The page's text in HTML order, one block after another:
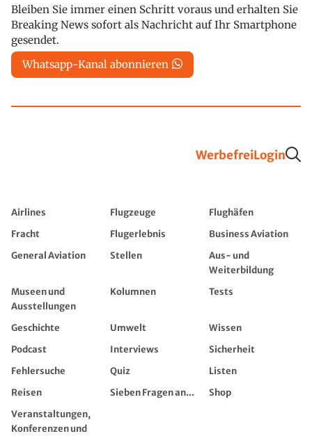
Bleiben Sie immer einen Schritt voraus und erhalten Sie
Breaking News sofort als Nachricht auf Ihr Smartphone
gesendet.
Whatsapp-Kanal abonnieren
WerbefreiLogin
Airlines Flugzeuge
Flughäfen
Fracht
Flugerlebnis
Business Aviation
General Aviation
Stellen
Aus- und
Weiterbildung
Museen und
Ausstellungen
Kolumnen Tests
Geschichte Umwelt
Wissen
Podcast
Interviews
Sicherheit
Fehlersuche
Quiz
Listen
Reisen
Sieben Fragen an...
Shop
Veranstaltungen,
Konferenzen und